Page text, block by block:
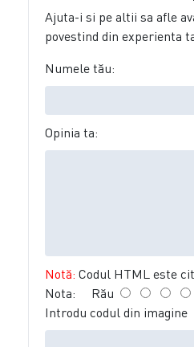
Ajuta-i si pe altii sa afle
povestind din experienta
Numele tău:
Opinia ta:
Notă: Codul HTML este
Nota: Rău
Introdu codul din imagine